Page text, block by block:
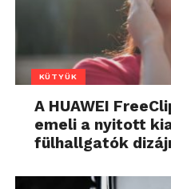
KÜTYÜK
A HUAWEI
emeli a nyitott
fülhallgatók